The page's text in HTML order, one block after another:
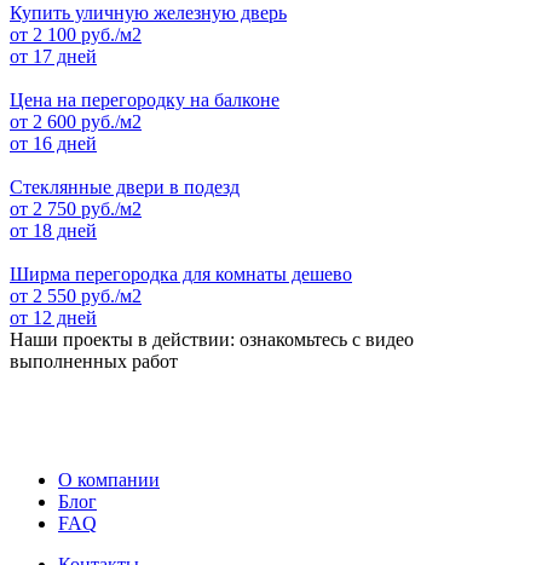
Купить уличную железную дверь
от 2 100 руб./м2
от 17 дней
Цена на перегородку на балконе
от 2 600 руб./м2
от 16 дней
Стеклянные двери в подезд
от 2 750 руб./м2
от 18 дней
Ширма перегородка для комнаты дешево
от 2 550 руб./м2
от 12 дней
Наши проекты в действии: ознакомьтесь с видео
выполненных работ
О компании
Блог
FAQ